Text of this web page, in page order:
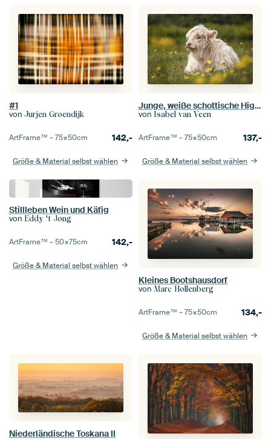
#1
von Jurjen Groendijk
ArtFrame™ –75×50cm 142,-
Größe & Material selbst wählen
Junge, weiße schottische Highlander auf Frühlingsreise
von Isabel van Veen
ArtFrame™ –75×50cm 137,-
Größe & Material selbst wählen
Stillleben Wein und Käfig
von Eddy 't Jong
ArtFrame™ –50×75cm 142,-
Größe & Material selbst wählen
Kleines Bootshausdorf
von Marc Hollenberg
ArtFrame™ –75×50cm 134,-
Größe & Material selbst wählen
Niederländische Toskana II